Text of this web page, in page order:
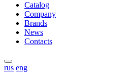
Catalog
Company
Brands
News
Contacts
rus eng